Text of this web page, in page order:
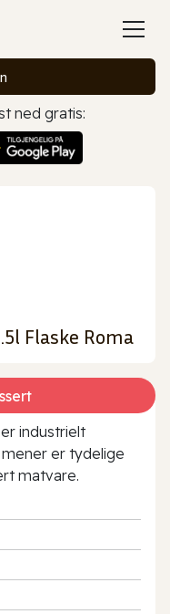
ned gratis:
Flaske Roma
industrielt
er tydelige
matvare.